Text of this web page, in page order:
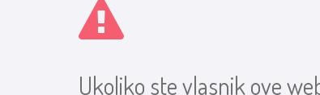
Ukoliko ste vlasnik ove